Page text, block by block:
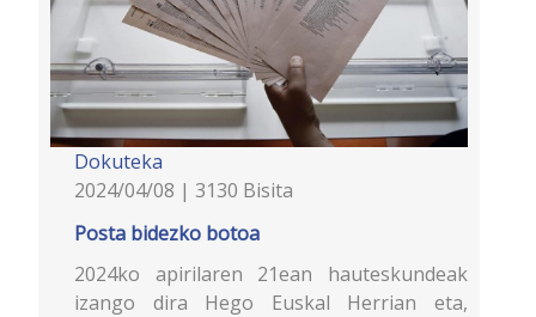
Dokuteka
2024/04/08 | 3130 Bisita
Posta bidezko botoa
2024ko apirilaren 21ean hauteskundeak
izango dira Hego Euskal Herrian eta,